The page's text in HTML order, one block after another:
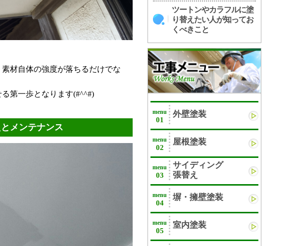
材自体の強度が落ちるだけでな
第一歩となります(#^^#)
メンテナンス
ツートンやカラフルに塗
り替えたい人が知ってお
くべきこと
menu
01
外壁塗装
menu
02
屋根塗装
menu
03
サイディング
張替え
menu
04
塀・擁壁塗装
menu
05
室内塗装